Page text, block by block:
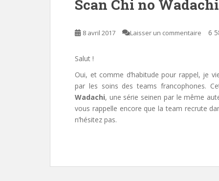
Scan Chi no Wadachi
8 avril 2017 Laisser un commentaire 6
Salut !
Oui, et comme d’habitude pour rappel, je
par les soins des teams francophones.
Wadachi, une série seinen par le même
vous rappelle encore que la team recrute
n’hésitez pas.